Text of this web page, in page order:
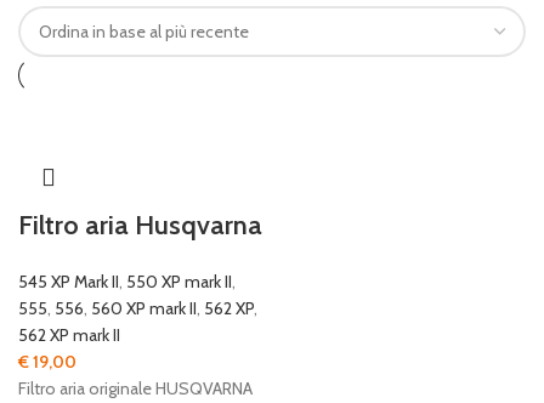
Filtro aria Husqvarna
545 XP Mark II, 550 XP mark II,
555, 556, 560 XP mark II, 562 XP,
562 XP mark II
€19,00
Filtro aria originale HUSQVARNA